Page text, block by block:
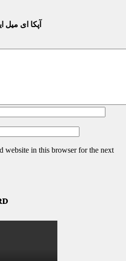
آپکا ای میل
website in this browser for the next